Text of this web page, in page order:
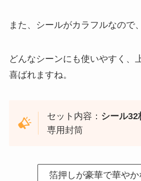
また、シールがカラフルなので
どんなシーンにも使いやすく、
喜ばれますね。
セット内容： シール32
専用封筒
箔押しが豪華で華やか